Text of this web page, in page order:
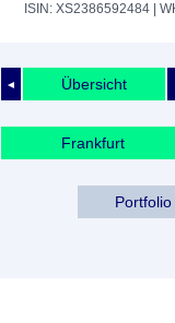
ISIN: XS2386592484 |
◄ Übersicht
Frankfurt
Portfolio